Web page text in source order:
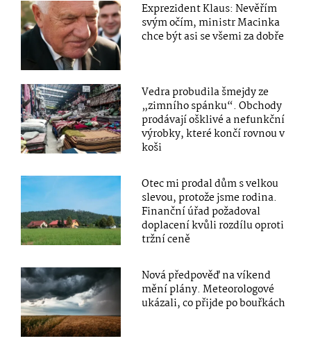
Exprezident Klaus: Nevěřím
svým očím, ministr Macinka
chce být asi se všemi za dobře
Vedra probudila šmejdy ze
„zimního spánku“. Obchody
prodávají ošklivé a nefunkční
výrobky, které končí rovnou v
koši
Otec mi prodal dům s velkou
slevou, protože jsme rodina.
Finanční úřad požadoval
doplacení kvůli rozdílu oproti
tržní ceně
Nová předpověď na víkend
mění plány. Meteorologové
ukázali, co přijde po bouřkách